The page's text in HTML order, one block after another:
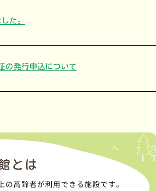
た。
の発行申込について